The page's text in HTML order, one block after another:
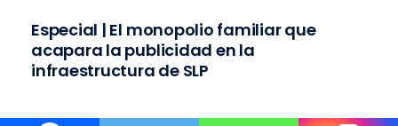
Especial | El monopolio familiar que
acapara la publicidad en la
infraestructura de SLP